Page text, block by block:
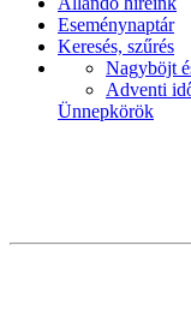
Eseménynaptár
Keresés, szűrés
Nagyböjt
Adventi
Ünnepkörök